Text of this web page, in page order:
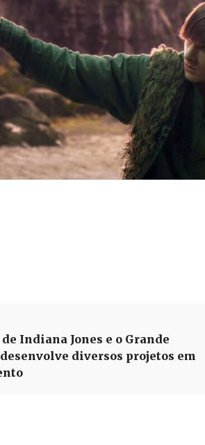
Indiana Jones e o Grande
diversos projetos em